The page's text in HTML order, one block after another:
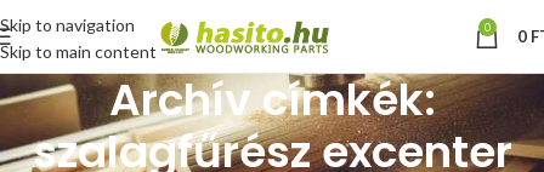
Skip to navigation
Skip to main content
0 0
Archív címkék:
szalagfűrész excenter